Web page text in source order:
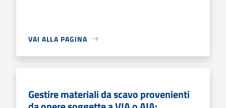
VAI ALLA PAGINA
Gestire materiali da scavo provenienti